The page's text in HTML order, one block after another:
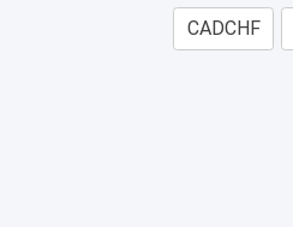
CADCHF